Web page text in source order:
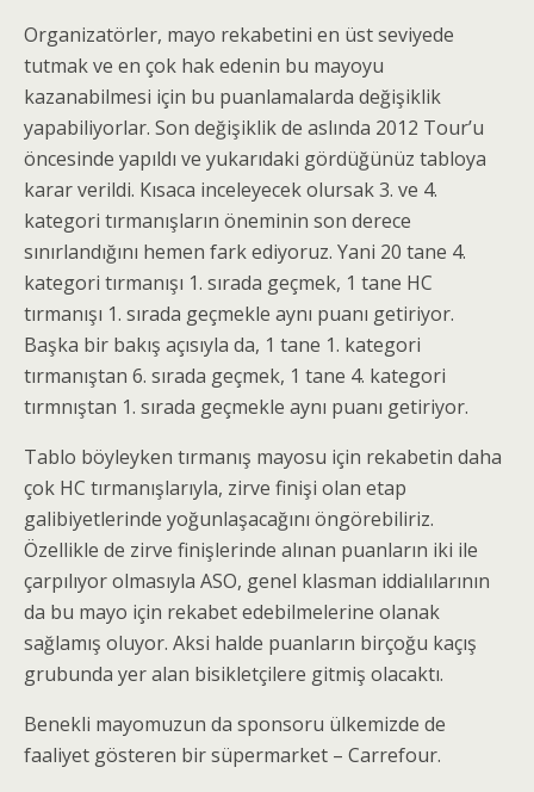
Organizatörler, mayo rekabetini en üst seviyede
tutmak ve en çok hak edenin bu mayoyu
kazanabilmesi için bu puanlamalarda değişiklik
yapabiliyorlar. Son değişiklik de aslında 2012 Tour’u
öncesinde yapıldı ve yukarıdaki gördüğünüz tabloya
karar verildi. Kısaca inceleyecek olursak 3. ve 4.
kategori tırmanışların öneminin son derece
sınırlandığını hemen fark ediyoruz. Yani 20 tane 4.
kategori tırmanışı 1. sırada geçmek, 1 tane HC
tırmanışı 1. sırada geçmekle aynı puanı getiriyor.
Başka bir bakış açısıyla da, 1 tane 1. kategori
tırmanıştan 6. sırada geçmek, 1 tane 4. kategori
tırmnıştan 1. sırada geçmekle aynı puanı getiriyor.
Tablo böyleyken tırmanış mayosu için rekabetin daha
çok HC tırmanışlarıyla, zirve finişi olan etap
galibiyetlerinde yoğunlaşacağını öngörebiliriz.
Özellikle de zirve finişlerinde alınan puanların iki ile
çarpılıyor olmasıyla ASO, genel klasman iddialılarının
da bu mayo için rekabet edebilmelerine olanak
sağlamış oluyor. Aksi halde puanların birçoğu kaçış
grubunda yer alan bisikletçilere gitmiş olacaktı.
Benekli mayomuzun da sponsoru ülkemizde de
faaliyet gösteren bir süpermarket – Carrefour.